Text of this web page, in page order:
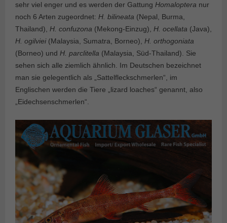
sehr viel enger und es werden der Gattung Homaloptera nur
noch 6 Arten zugeordnet: H. bilineata (Nepal, Burma,
Thailand), H. confuzona (Mekong-Einzug), H. ocellata (Java),
H. ogilviei(Malaysia, Sumatra, Borneo), H. orthogoniata
(Borneo) und H. parclitella (Malaysia, Süd-Thailand). Sie
sehen sich alle ziemlich ähnlich. Im Deutschen bezeichnet
man sie gelegentlich als „Sattelfleckschmerlen“, im
Englischen werden die Tiere „lizard loaches“ genannt, also
„Eidechsenschmerlen“.